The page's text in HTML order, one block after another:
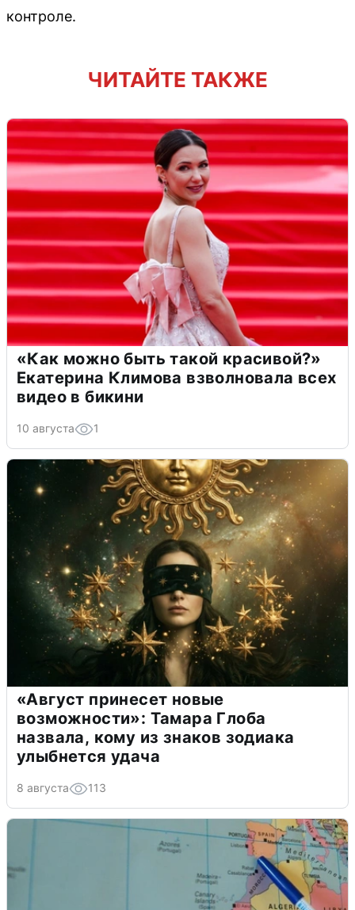
контроле.
ЧИТАЙТЕ ТАКЖЕ
«Как можно быть такой красивой?»
Екатерина Климова взволновала всех
видео в бикини
10 августа 1
«Август принесет новые
возможности»: Тамара Глоба
назвала, кому из знаков зодиака
улыбнется удача
8 августа 113